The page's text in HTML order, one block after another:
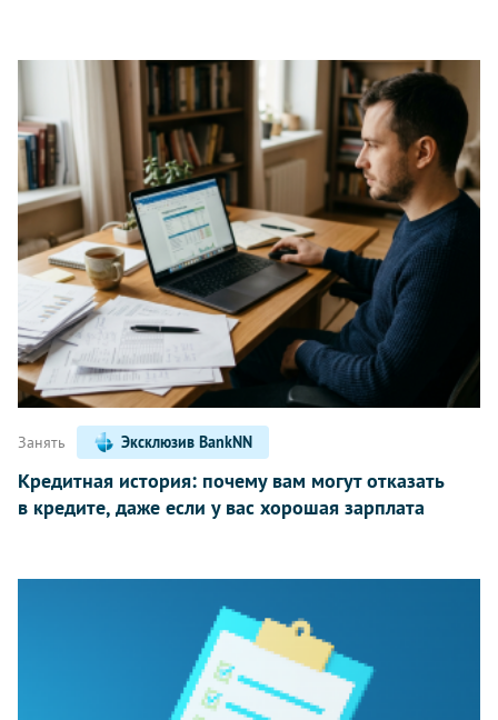
Занять Эксклюзив BankNN
Кредитная история: почему вам могут отказать
в кредите, даже если у вас хорошая зарплата